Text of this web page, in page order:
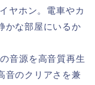
ヤホン。電車やカ
かな部屋にいるか
音源を高音質再生
音のクリアさを兼